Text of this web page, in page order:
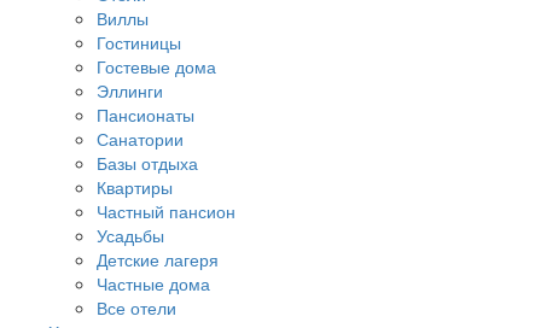
Виллы
Гостиницы
Гостевые дома
Эллинги
Пансионаты
Санатории
Базы отдыха
Квартиры
Частный пансион
Усадьбы
Детские лагеря
Частные дома
Все отели